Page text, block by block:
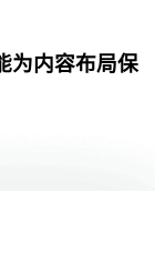
为内容布局保